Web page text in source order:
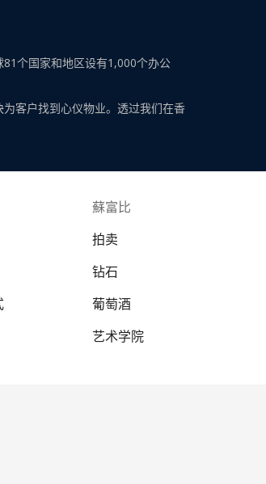
个国家和地区设有1,000个办公
客户找到心仪物业。透过我们在香
蘇富比
拍卖
钻石
葡萄酒
艺术学院